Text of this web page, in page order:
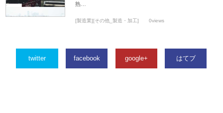
熟…
[製造業][その他_製造・加工] 0views
twitter facebook google+ はてブ